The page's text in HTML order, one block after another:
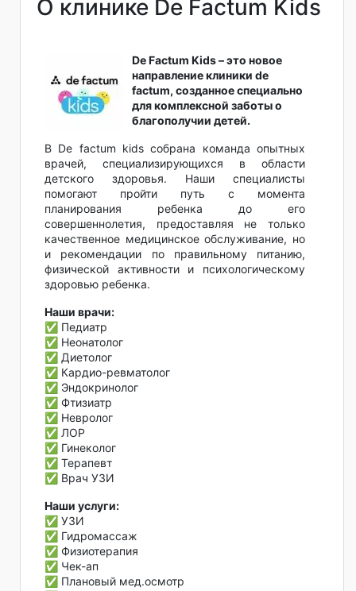
О клинике De Factum Kids
De Factum Kids – это новое
направление клиники de
factum, созданное специально
для комплексной заботы о
благополучии детей.
В De factum kids собрана команда опытных
врачей, специализирующихся в области
детского здоровья. Наши специалисты
помогают пройти путь с момента
планирования ребенка до его
совершеннолетия, предоставляя не только
качественное медицинское обслуживание, но
и рекомендации по правильному питанию,
физической активности и психологическому
здоровью ребенка.
Наши врачи:
✅ Педиатр
✅ Неонатолог
✅ Диетолог
✅ Кардио-ревматолог
✅ Эндокринолог
✅ Фтизиатр
✅ Невролог
✅ ЛОР
✅ Гинеколог
✅ Терапевт
✅ Врач УЗИ
Наши услуги:
✅ УЗИ
✅ Гидромассаж
✅ Физиотерапия
✅ Чек-ап
✅ Плановый мед.осмотр